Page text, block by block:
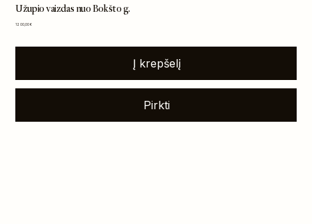
Užupio vaizdas nuo Bokšto g.
Kaina
1 200,00 €
Į krepšelį
Pirkti